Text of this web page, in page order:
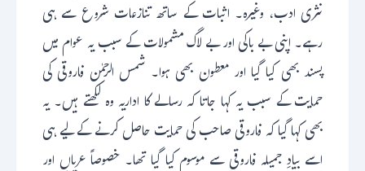
نثری ادب، وغیرہ۔ اثبات کے ساتھ تنازعات شروع سے ہی
رہے۔ اپنی بے باکی اور بے لاگ مشمولات کے سبب یہ عوام میں
پسند بھی کیا گیا اور معطون بھی ہوا۔ شمس الرحمٰن فاروقی کی
حمایت کے سبب یہ کہا جاتا کہ رسالے کا اداریہ وہ لکھتے ہیں۔ یہ
بھی کہا گیا کہ فاروقی صاحب کی حمایت حاصل کرنے کے لیے ہی
اسے بیادِ جمیلہ فاروقی سے موسوم کیا گیا تھا۔ خصوصاً عریاں اور